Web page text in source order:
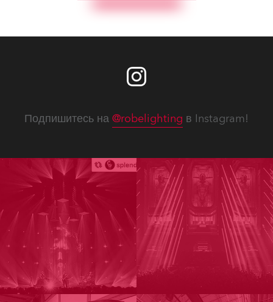
Подпишитесь на @robelighting в Instagram!